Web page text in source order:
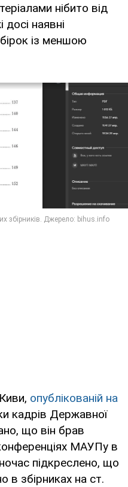
нібито від
наявні
із меншою
опублікованій на
кадрів Державної
що він брав
МАУПу в
підкреслено, що
в збірниках на ст.